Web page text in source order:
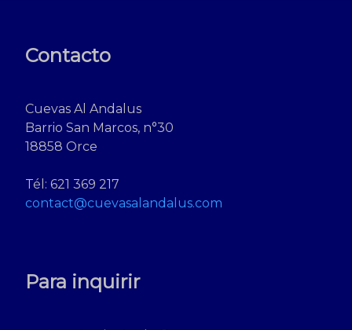
Contacto
Cuevas Al Andalus
Barrio San Marcos, n°30
18858 Orce
Tél: 621 369 217
contact@cuevasalandalus.com
Para inquirir